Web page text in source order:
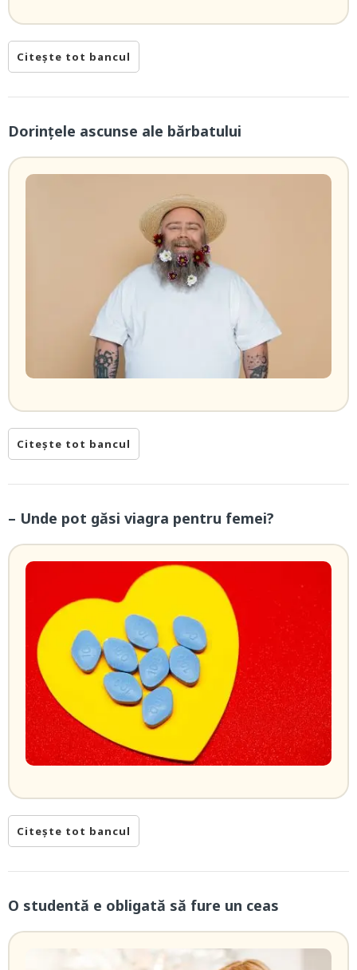
Citește tot bancul
Dorințele ascunse ale bărbatului
Citește tot bancul
– Unde pot găsi viagra pentru femei?
Citește tot bancul
O studentă e obligată să fure un ceas